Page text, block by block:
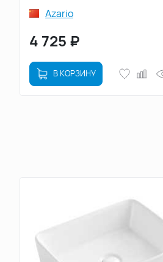
Azario
4 725 ₽
В КОРЗИНУ